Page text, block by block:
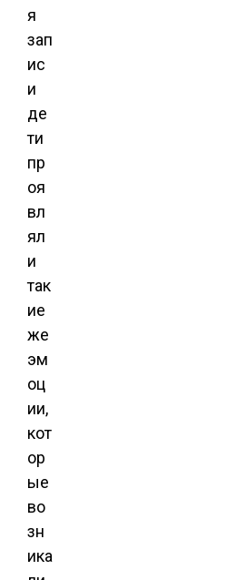
я
зап
ис
и
де
ти
пр
оя
вл
ял
и
так
ие
же
эм
оц
ии,
кот
ор
ые
во
зн
ика